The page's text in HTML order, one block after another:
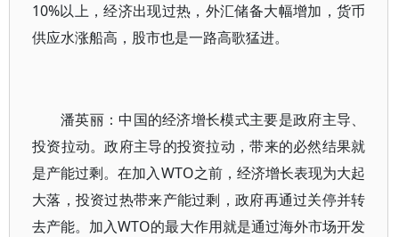
10%以上，经济出现过热，外汇储备大幅增加，货币
供应水涨船高，股市也是一路高歌猛进。
潘英丽：中国的经济增长模式主要是政府主导、
投资拉动。政府主导的投资拉动，带来的必然结果就
是产能过剩。在加入WTO之前，经济增长表现为大起
大落，投资过热带来产能过剩，政府再通过关停并转
去产能。加入WTO的最大作用就是通过海外市场开发